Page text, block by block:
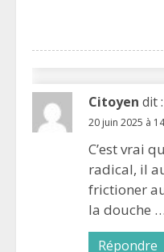
Citoyen dit :
20 juin 2025 à
C’est vrai
radical, il
frictioner
la douche
Répondre